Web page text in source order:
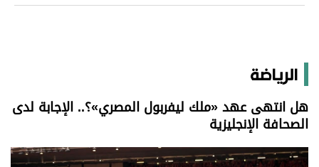
علوم الدار
اقتصاد
وجهات نظر
الترفيه
الرياضة
هل انتهى عهد «ملك ليفربول المصري»؟.. الإجابة لدى
الصحافة الإنجليزية